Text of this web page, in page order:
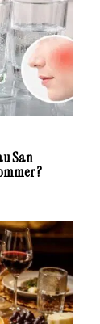
San
?